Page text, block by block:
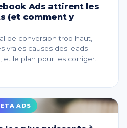
Ads attirent les
(et comment y
de conversion trop haut,
vraies causes des leads
et le plan pour les corriger.
ADS